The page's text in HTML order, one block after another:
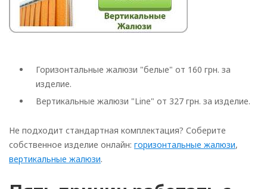
Горизонтальные жалюзи "белые" от 160 грн. за
изделие.
Вертикальные жалюзи "Line" от 327 грн. за изделие.
Не подходит стандартная комплектация? Соберите
собственное изделие онлайн: горизонтальные жалюзи,
вертикальные жалюзи.